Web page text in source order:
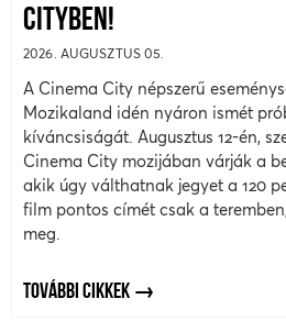
CITYBEN!
2026. AUGUSZTUS 05.
A Cinema City népszerű
Mozikaland idén nyáron ismét
kíváncsiságát. Augusztus 12-én,
Cinema City mozijában várják a
akik úgy válthatnak jegyet a 120
film pontos címét csak a
meg.
TOVÁBBI CIKKEK